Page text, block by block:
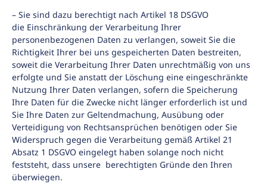
– Sie sind dazu berechtigt nach Artikel 18 DSGVO
die Einschränkung der Verarbeitung Ihrer
personenbezogenen Daten zu verlangen, soweit Sie die
Richtigkeit Ihrer bei uns gespeicherten Daten bestreiten,
soweit die Verarbeitung Ihrer Daten unrechtmäßig von uns
erfolgte und Sie anstatt der Löschung eine eingeschränkte
Nutzung Ihrer Daten verlangen, sofern die Speicherung
Ihre Daten für die Zwecke nicht länger erforderlich ist und
Sie Ihre Daten zur Geltendmachung, Ausübung oder
Verteidigung von Rechtsansprüchen benötigen oder Sie
Widerspruch gegen die Verarbeitung gemäß Artikel 21
Absatz 1 DSGVO eingelegt haben solange noch nicht
feststeht, dass unsere berechtigten Gründe den Ihren
überwiegen.